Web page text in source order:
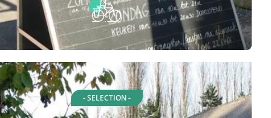
- SELECTION -